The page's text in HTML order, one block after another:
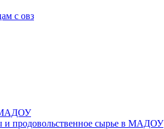
с овз
МАДОУ
и продовольственное сырье в МАДОУ